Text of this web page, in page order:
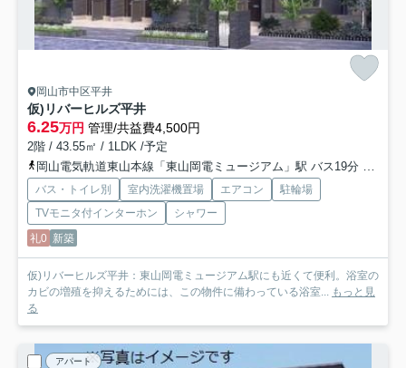
岡山市中区平井
仮)リバーヒルズ平井
6.25万円 管理/共益費4,500円
2階 / 43.55㎡ / 1LDK /予定
岡山電気軌道東山本線「東山岡電ミュージアム」駅 バス19分 「四軒屋」 停歩3分
バス・トイレ別 室内洗濯機置場 エアコン
駐輪場
TVモニタ付インターホン
シャワー
礼0 新築
仮)リバーヒルズ平井：東山岡電ミュージアム駅にも近くて便利。浴室の
カビの増殖を抑えるためには、この物件に備わっている浴室...
もっと見
る
アパート